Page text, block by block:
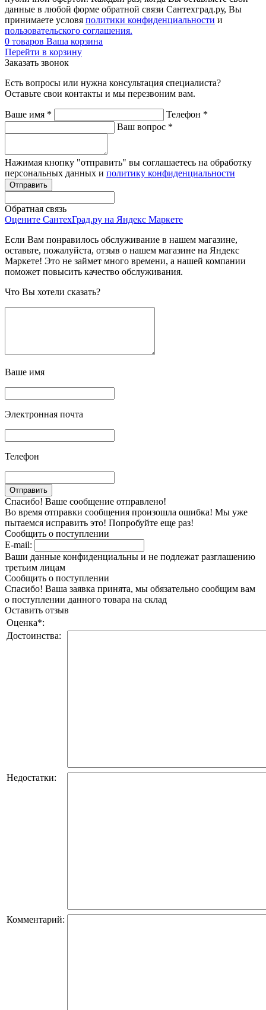
данные в любой форме обратной связи Сантехград.ру, Вы
принимаете условя политики конфиденциальности и
пользовательского соглашения.
0 товаров Ваша корзина
Перейти в корзину
Заказать звонок
Есть вопросы или нужна консультация специалиста?
Оставьте свои контакты и мы перезвоним вам.
Ваше имя * Телефон *
Ваш вопрос *
Нажимая кнопку "отправить" вы соглашаетесь на обработку
персональных данных и политику конфиденциальности
Обратная связь
Оцените СантехГрад.ру на Яндекс Маркете
Если Вам понравилось обслуживание в нашем магазине,
оставьте, пожалуйста, отзыв о нашем магазине на Яндекс
Маркете! Это не займет много времени, а нашей компании
поможет повысить качество обслуживания.
Что Вы хотели сказать?
Ваше имя
Электронная почта
Телефон
Спасибо! Ваше сообщение отправлено!
Во время отправки сообщения произошла ошибка! Мы уже
пытаемся исправить это! Попробуйте еще раз!
Сообщить о поступлении
E-mail:
Ваши данные конфиденциальны и не подлежат разглашению
третьим лицам
Сообщить о поступлении
Спасибо! Ваша заявка принята, мы обязательно сообщим вам
о поступлении данного товара на склад
Оставить отзыв
Оценка*:
Достоинства:
Недостатки:
Комментарий: